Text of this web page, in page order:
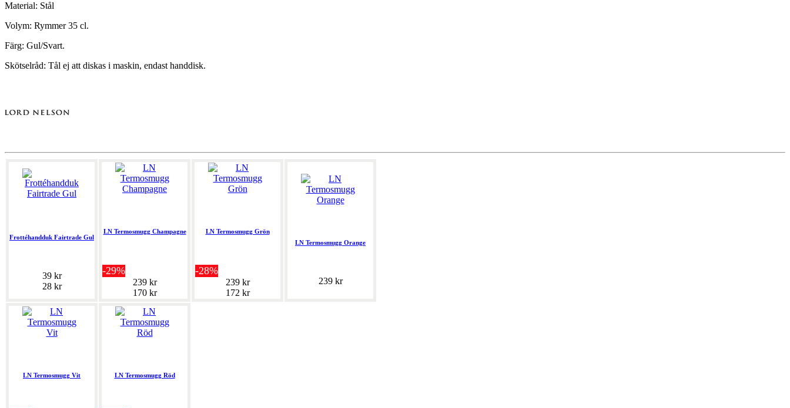
Material: Stål
Volym: Rymmer 35 cl.
Färg: Gul/Svart.
Skötselråd: Tål ej att diskas i maskin, endast handdisk.
Frottéhandduk Fairtrade Gul
39 kr
28 kr
LN Termosmugg Champagne
-29%
239 kr
170 kr
LN Termosmugg Grön
-28%
239 kr
172 kr
LN Termosmugg Orange
239 kr
LN Termosmugg Vit LN Termosmugg Röd